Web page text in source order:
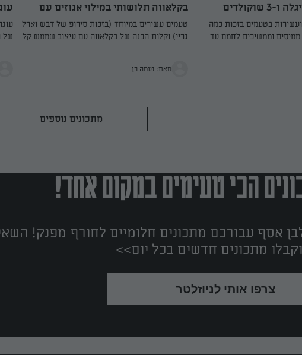
שוקולדים
בטעמים בזכות כמה
וממשיכים לחמם עד
בקלאווה תלושותי במילוי אגוזים עם
סירופ דבש וארל גריי – מרשים לחג
טעמים עשירים במיוחד (בזכות סירופ של דבש וארל
גריי) וקלות הכנה של בקלאווה עם עיצוב שממש קל
מאת: נעמה רן
של
מתכונים נוספים
הכי טעימים במקום אחד!
אסף עבורכם מתכונים חלומיים לחורף מפנק!
מתכונים חדשים בכל יום>>
צרפו אותי לניוזלטר